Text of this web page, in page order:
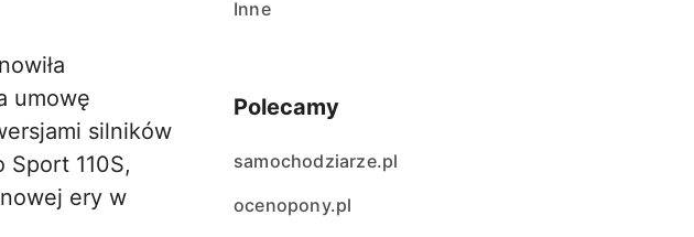
umowę
silników
Sport 110S,
ery w
Inne
Polecamy
samochodziarze.pl
ocenopony.pl